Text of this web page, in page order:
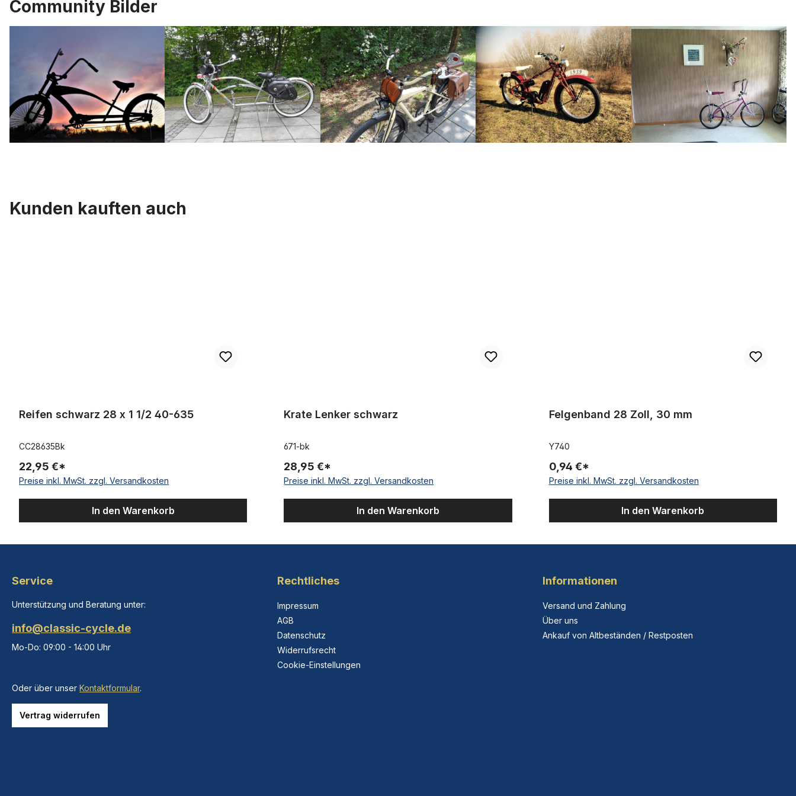
Community Bilder
Kunden kauften auch
Reifen schwarz 28 x 1 1/2 40-635
CC28635Bk
22,95 €*
Preise inkl. MwSt. zzgl. Versandkosten
In den Warenkorb
Krate Lenker schwarz
671-bk
28,95 €*
Preise inkl. MwSt. zzgl. Versandkosten
In den Warenkorb
Felgenband 28 Zoll, 30 mm
Y740
0,94 €*
Preise inkl. MwSt. zzgl. Versandkosten
In den Warenkorb
Service
Unterstützung und Beratung unter:
info@classic-cycle.de
Mo-Do: 09:00 - 14:00 Uhr
Oder über unser Kontaktformular.
Vertrag widerrufen
Rechtliches
Impressum
AGB
Datenschutz
Widerrufsrecht
Cookie-Einstellungen
Informationen
Versand und Zahlung
Über uns
Ankauf von Altbeständen / Restposten